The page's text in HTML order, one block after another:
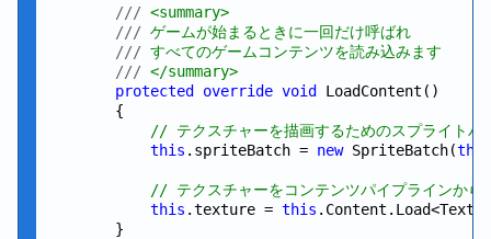
/// <summary>
/// ゲームが始まるときに一回だけ呼ばれ
/// すべてのゲームコンテンツを読み込みます
/// </summary>
protected
override void
LoadContent()
        {
// テクスチャーを描画するためのスプライトバ
this .spriteBatch = new SpriteBatch(this
// テクスチャーをコンテンツパイプラインから
this .texture = this
        }